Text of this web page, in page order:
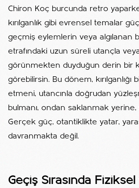
Chiron Koç burcunda retro
kırılganlık gibi evrensel temalar
geçmiş eylemlerin veya algılanan
etrafındaki uzun süreli utançla
görünmekten duyduğun derin bir
görebilirsin. Bu dönem, kırılganlığı
etmeni, utancınla doğrudan
bulmanı, ondan saklanmak
Gerçek güç, otantiklikte yatar,
davranmakta değil.
Geçiş Sırasında